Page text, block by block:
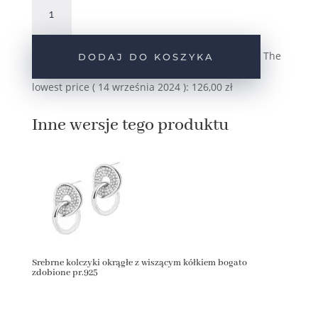
Pozłacane
kolczyki
wiszącym
zdobione
DODAJ DO KOSZYKA The
lowest price (14 września 2024): 126,00 zł
Inne wersje tego produktu
Srebrne kolczyki okrągłe z wiszącym kółkiem bogato
zdobione pr.925